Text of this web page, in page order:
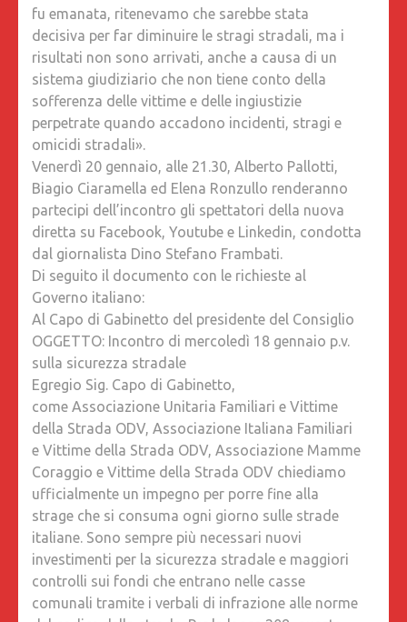
fu emanata, ritenevamo che sarebbe stata
decisiva per far diminuire le stragi stradali, ma i
risultati non sono arrivati, anche a causa di un
sistema giudiziario che non tiene conto della
sofferenza delle vittime e delle ingiustizie
perpetrate quando accadono incidenti, stragi e
omicidi stradali».
Venerdì 20 gennaio, alle 21.30, Alberto Pallotti,
Biagio Ciaramella ed Elena Ronzullo renderanno
partecipi dell’incontro gli spettatori della nuova
diretta su Facebook, Youtube e Linkedin, condotta
dal giornalista Dino Stefano Frambati.
Di seguito il documento con le richieste al
Governo italiano:
Al Capo di Gabinetto del presidente del Consiglio
OGGETTO: Incontro di mercoledì 18 gennaio p.v.
sulla sicurezza stradale
Egregio Sig. Capo di Gabinetto,
come Associazione Unitaria Familiari e Vittime
della Strada ODV, Associazione Italiana Familiari
e Vittime della Strada ODV, Associazione Mamme
Coraggio e Vittime della Strada ODV chiediamo
ufficialmente un impegno per porre fine alla
strage che si consuma ogni giorno sulle strade
italiane. Sono sempre più necessari nuovi
investimenti per la sicurezza stradale e maggiori
controlli sui fondi che entrano nelle casse
comunali tramite i verbali di infrazione alle norme